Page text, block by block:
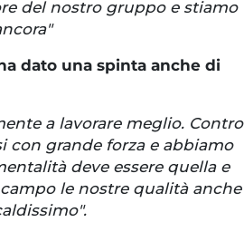
del nostro gruppo e stiamo
dato una spinta anche di
a lavorare meglio. Contro
con grande forza e abbiamo
deve essere quella e
le nostre qualità anche